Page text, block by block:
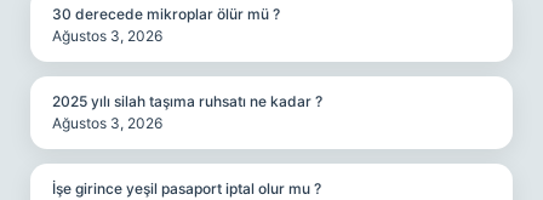
30 derecede mikroplar ölür mü ?
Ağustos 3, 2026
2025 yılı silah taşıma ruhsatı ne kadar ?
Ağustos 3, 2026
İşe girince yeşil pasaport iptal olur mu ?